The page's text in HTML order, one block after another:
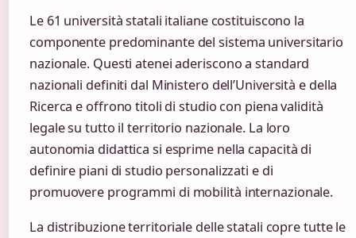
Le 61 università statali italiane costituiscono la
componente predominante del sistema universitario
nazionale. Questi atenei aderiscono a standard
nazionali definiti dal Ministero dell’Università e della
Ricerca e offrono titoli di studio con piena validità
legale su tutto il territorio nazionale. La loro
autonomia didattica si esprime nella capacità di
definire piani di studio personalizzati e di
promuovere programmi di mobilità internazionale.
La distribuzione territoriale delle statali copre tutte le